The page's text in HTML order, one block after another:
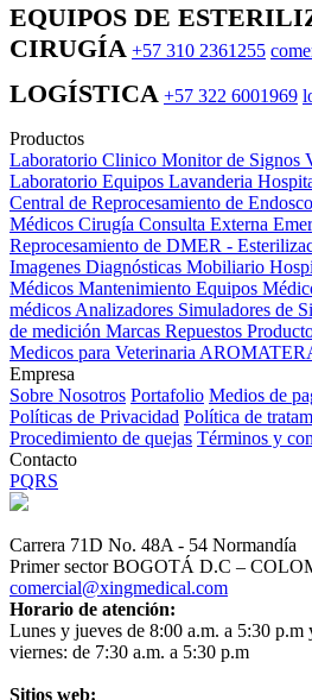
EQUIPOS DE
CIRUGÍA +57 310 2361255
LOGÍSTICA +57 322 6001969
Productos
Laboratorio Clinico Monitor de Signos
Laboratorio Equipos Lavanderia
Central de Reprocesamiento de
Médicos Cirugía Consulta Externa
Reprocesamiento de DMER -
Imagenes Diagnósticas Mobiliario
Médicos Mantenimiento Equipos
médicos Analizadores Simuladores de
de medición Marcas Repuestos
Medicos para Veterinaria
Empresa
Sobre Nosotros Portafolio Medios de
Políticas de Privacidad Política de
Procedimiento de quejas Términos y
Contacto
PQRS
Carrera 71D No. 48A - 54 Normandía
Primer sector BOGOTÁ D.C –
comercial@xingmedical.com
Horario de atención:
Lunes y jueves de 8:00 a.m. a 5:30 p.m
viernes: de 7:30 a.m. a 5:30 p.m
Sitios web: